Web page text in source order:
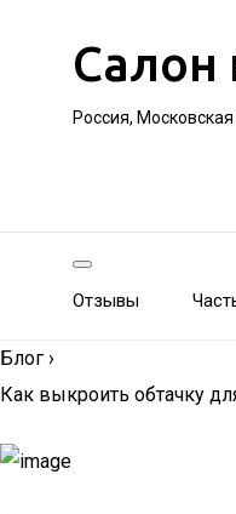
Салон
Россия,
Отзывы
Блог ›
Как выкроить обтачку